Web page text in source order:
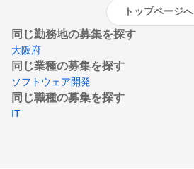
トップページへ
同じ勤務地の募集を探す
大阪府
同じ業種の募集を探す
ソフトウェア開発
同じ職種の募集を探す
IT